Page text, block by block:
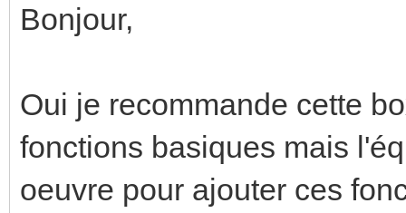
Bonjour,
Oui je recommande cette
fonctions basiques mais
oeuvre pour ajouter ces